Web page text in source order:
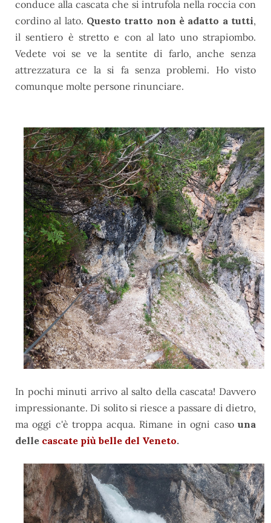
conduce alla cascata che si intrufola nella roccia con
cordino al lato. Questo tratto non è adatto a tutti,
il sentiero è stretto e con al lato uno strapiombo.
Vedete voi se ve la sentite di farlo, anche senza
attrezzatura ce la si fa senza problemi. Ho visto
comunque molte persone rinunciare.
In pochi minuti arrivo al salto della cascata! Davvero
impressionante. Di solito si riesce a passare di dietro,
ma oggi c'è troppa acqua. Rimane in ogni caso una
delle cascate più belle del Veneto.